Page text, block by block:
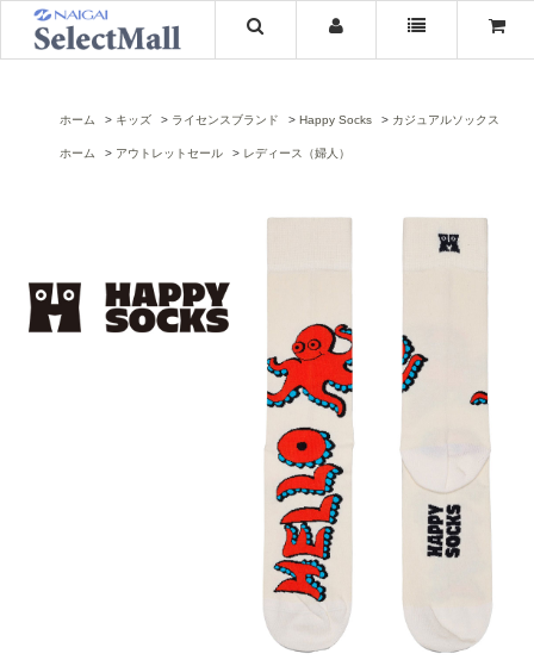
ホーム キッズ ライセンスブランド Happy Socks カジュアルソックス
ホーム アウトレットセール レディース（婦人）